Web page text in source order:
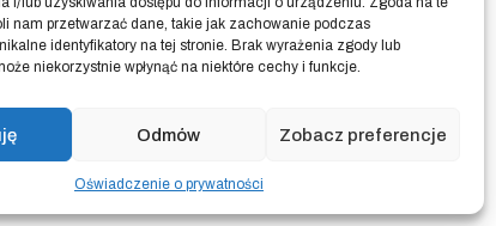
nam przetwarzać dane, takie jak zachowanie podczas
identyfikatory na tej stronie. Brak wyrażenia zgody lub
niekorzystnie wpłynąć na niektóre cechy i funkcje.
Odmów Zobacz preferencje
Oświadczenie o prywatności
art & idea
kontakt